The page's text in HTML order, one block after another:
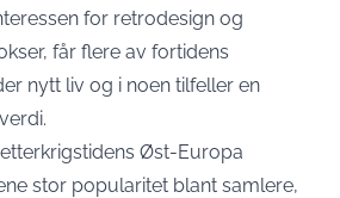
for retrodesign og
får flere av fortidens
nytt liv og i noen tilfeller en
Øst-Europa
stor popularitet blant samlere,